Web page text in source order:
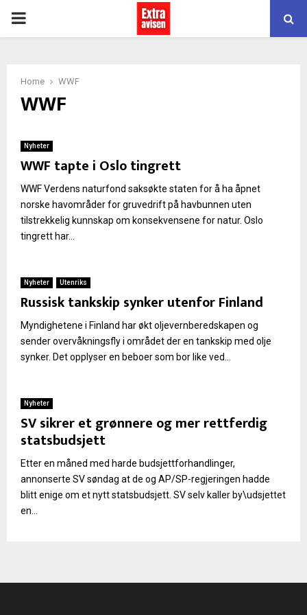
PRIMARY
Home WWF
WWF
Nyheter
WWF tapte i Oslo tingrett
WWF Verdens naturfond saksøkte staten for å ha åpnet
norske havområder for gruvedrift på havbunnen uten
tilstrekkelig kunnskap om konsekvensene for natur. Oslo
tingrett har...
Nyheter Utenriks
Russisk tankskip synker utenfor Finland
Myndighetene i Finland har økt oljevernberedskapen og
sender overvåkningsfly i området der en tankskip med olje
synker. Det opplyser en beboer som bor like ved...
Nyheter
SV sikrer et grønnere og mer rettferdig
statsbudsjett
Etter en måned med harde budsjettforhandlinger,
annonserte SV søndag at de og AP/SP-regjeringen hadde
blitt enige om et nytt statsbudsjett. SV selv kaller by\udsjettet
en...